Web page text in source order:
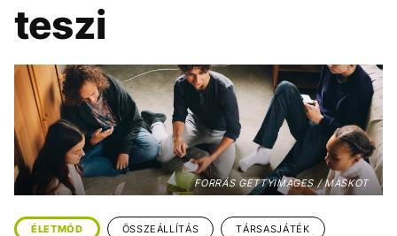
ÉLETMÓD
BESZÉLGETÉSEK ARCOK
VIDEÓ TÖRTÉNETEK
GASZTRO
teszi
FORRÁS GETTYIMAGES / MASKOT
ÉLETMÓD ÖSSZEÁLLÍTÁS TÁRSASJÁTÉK